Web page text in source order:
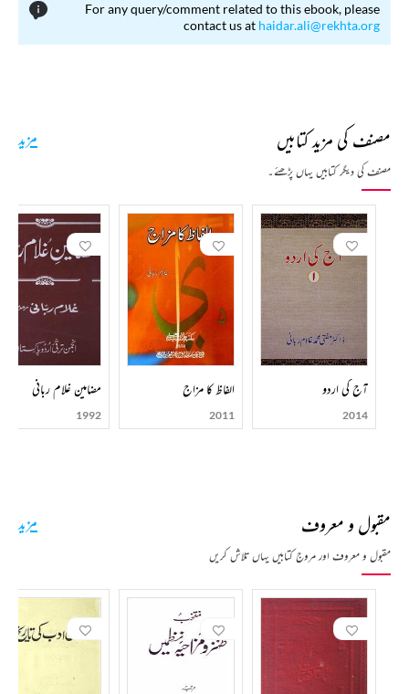
For any query/comment related to this ebook, please
contact us at haidar.ali@rekhta.org
مصنف کی مزید کتابیں
مصنف کی دیگر کتابیں یہاں پڑھئے۔
مزید
آج کی اردو
2014
الفاظ کا مزاج
2011
مضامین غلام ربانی
1992
مقبول و معروف
مقبول و معروف اور مروج کتابیں یہاں تلاش کریں
مزید